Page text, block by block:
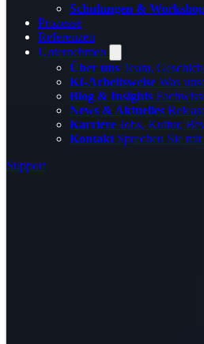
Schulungen &
Prozesse
Referenzen
Unternehmen
Über uns Team,
KI-Arbeitsweise Was
Blog & Insights
News & Aktuelles
Karriere Jobs, Kultur,
Kontakt Sprechen Sie mit
Support